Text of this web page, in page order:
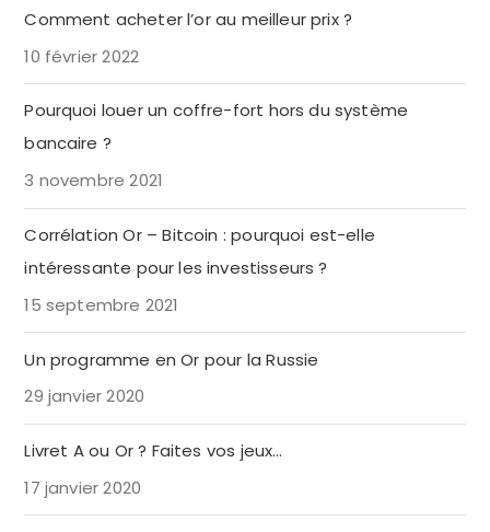
Comment acheter l’or au meilleur prix ?
10 février 2022
Pourquoi louer un coffre-fort hors du système
bancaire ?
3 novembre 2021
Corrélation Or – Bitcoin : pourquoi est-elle
intéressante pour les investisseurs ?
15 septembre 2021
Un programme en Or pour la Russie
29 janvier 2020
Livret A ou Or ? Faites vos jeux…
17 janvier 2020